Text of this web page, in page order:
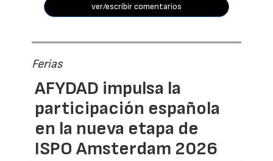
ver/escribir comentarios
Ferias
AFYDAD impulsa la
participación española
en la nueva etapa de
ISPO Amsterdam 2026